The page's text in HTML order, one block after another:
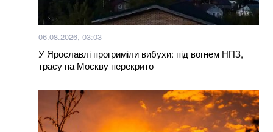
06.08.2026, 03:03
У Ярославлі прогриміли вибухи: під вогнем НПЗ,
трасу на Москву перекрито